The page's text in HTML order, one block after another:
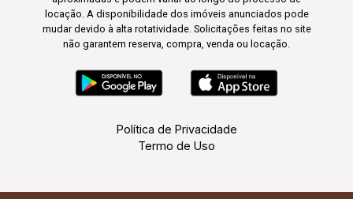
locação. A disponibilidade dos imóveis anunciados pode
mudar devido à alta rotatividade. Solicitações feitas no site
não garantem reserva, compra, venda ou locação.
Política de Privacidade
Termo de Uso